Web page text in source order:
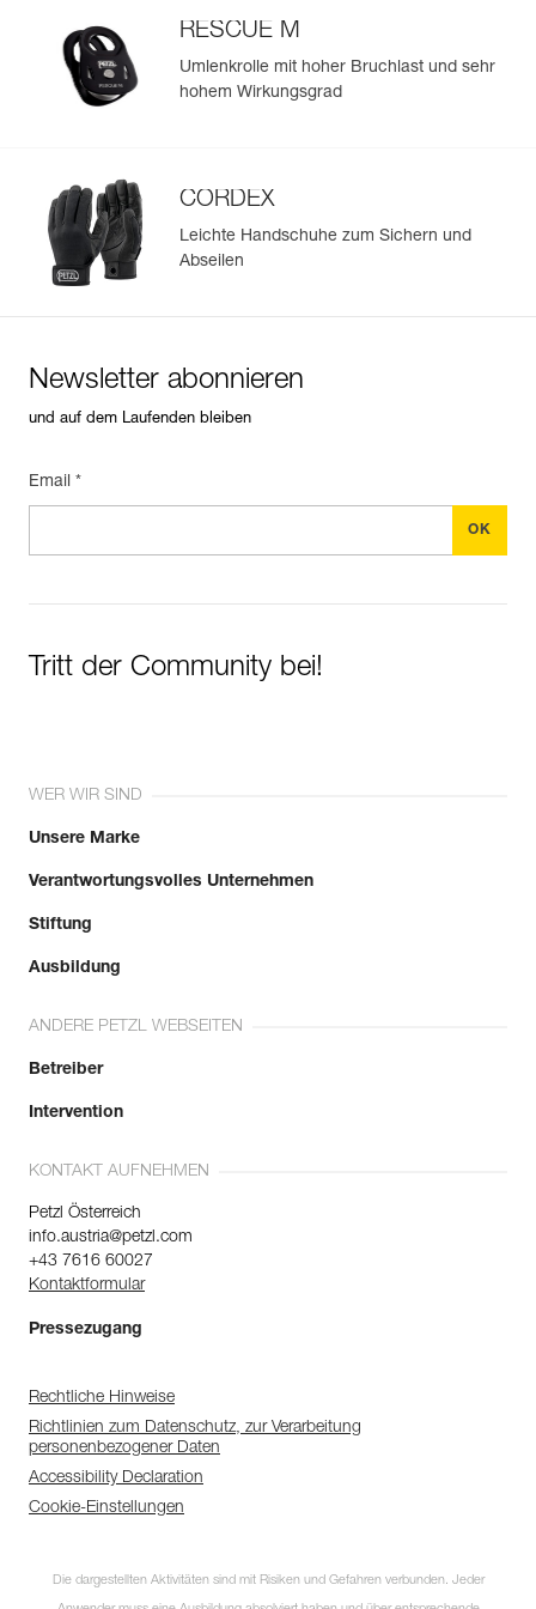
RESCUE M
Umlenkrolle mit hoher Bruchlast und sehr
hohem Wirkungsgrad
CORDEX
Leichte Handschuhe zum Sichern und
Abseilen
Newsletter abonnieren
und auf dem Laufenden bleiben
Email *
Tritt der Community bei!
WER WIR SIND
Unsere Marke
Verantwortungsvolles Unternehmen
Stiftung
Ausbildung
ANDERE PETZL WEBSEITEN
Betreiber
Intervention
KONTAKT AUFNEHMEN
Petzl Österreich
info.austria@petzl.com
+43 7616 60027
Kontaktformular
Pressezugang
Rechtliche Hinweise
Richtlinien zum Datenschutz, zur Verarbeitung
personenbezogener Daten
Accessibility Declaration
Cookie-Einstellungen
Die dargestellten Aktivitäten sind mit Risiken und Gefahren verbunden. Jeder